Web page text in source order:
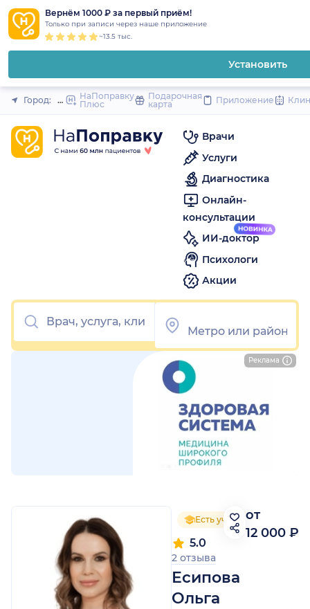
Вернём 1000 ₽ за первый приём!
Только при записи через наше приложение
~13.5 тыс.
Установить
Закрыть
Город: МоскваНаПоправку
Плюс
Подарочная
карта
Приложение
Врачи
Услуги
Диагностика
Онлайн-
консультации
ИИ-доктор
Психологи
Акции
Есть ученая степень
Есипова
Ольга
5.0
2 отзыва
от
12 000 ₽
Реклама